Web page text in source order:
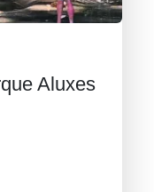
Aluxes